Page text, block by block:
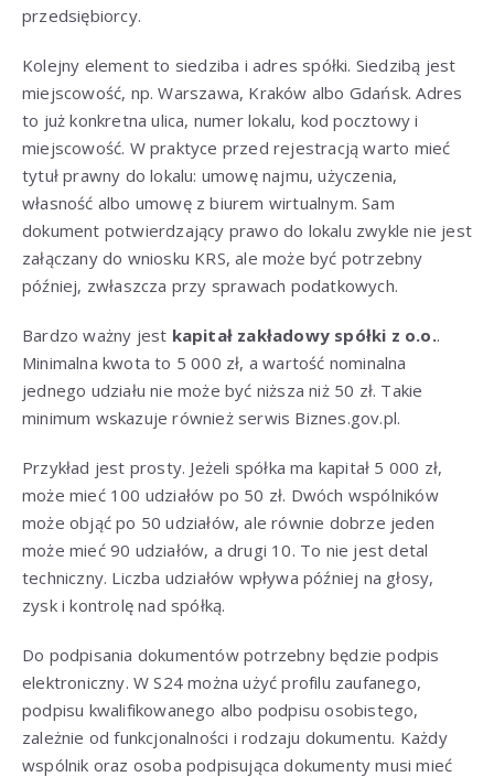
przedsiębiorcy.
Kolejny element to siedziba i adres spółki. Siedzibą jest
miejscowość, np. Warszawa, Kraków albo Gdańsk. Adres
to już konkretna ulica, numer lokalu, kod pocztowy i
miejscowość. W praktyce przed rejestracją warto mieć
tytuł prawny do lokalu: umowę najmu, użyczenia,
własność albo umowę z biurem wirtualnym. Sam
dokument potwierdzający prawo do lokalu zwykle nie jest
załączany do wniosku KRS, ale może być potrzebny
później, zwłaszcza przy sprawach podatkowych.
Bardzo ważny jest kapitał zakładowy spółki z o.o..
Minimalna kwota to 5 000 zł, a wartość nominalna
jednego udziału nie może być niższa niż 50 zł. Takie
minimum wskazuje również serwis Biznes.gov.pl.
Przykład jest prosty. Jeżeli spółka ma kapitał 5 000 zł,
może mieć 100 udziałów po 50 zł. Dwóch wspólników
może objąć po 50 udziałów, ale równie dobrze jeden
może mieć 90 udziałów, a drugi 10. To nie jest detal
techniczny. Liczba udziałów wpływa później na głosy,
zysk i kontrolę nad spółką.
Do podpisania dokumentów potrzebny będzie podpis
elektroniczny. W S24 można użyć profilu zaufanego,
podpisu kwalifikowanego albo podpisu osobistego,
zależnie od funkcjonalności i rodzaju dokumentu. Każdy
wspólnik oraz osoba podpisująca dokumenty musi mieć